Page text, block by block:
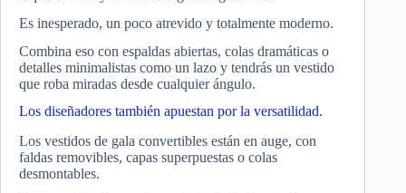
Es inesperado, un poco atrevido y totalmente moderno.
Combina eso con espaldas abiertas, colas dramáticas o
detalles minimalistas como un lazo y tendrás un vestido
que roba miradas desde cualquier ángulo.
Los diseñadores también apuestan por la versatilidad.
Los vestidos de gala convertibles están en auge, con
faldas removibles, capas superpuestas o colas
desmontables.